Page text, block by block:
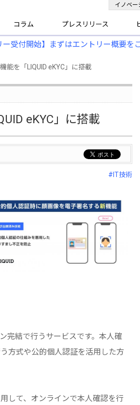
コラム プレスリリース
イノベー
ー受付開始】まずはエントリー概要を
能を「LIQUID eKYC」に搭載
eKYC」に搭載
#IT技術
完結で行うサービスです。本人確
方式や公的個人認証を活用した方
して、オンラインで本人確認を行